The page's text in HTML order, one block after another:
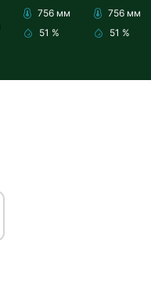
756 мм
51 %
756 мм
51 %